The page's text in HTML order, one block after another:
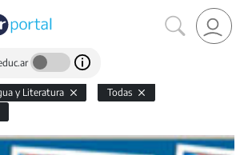
y Literatura
Todas